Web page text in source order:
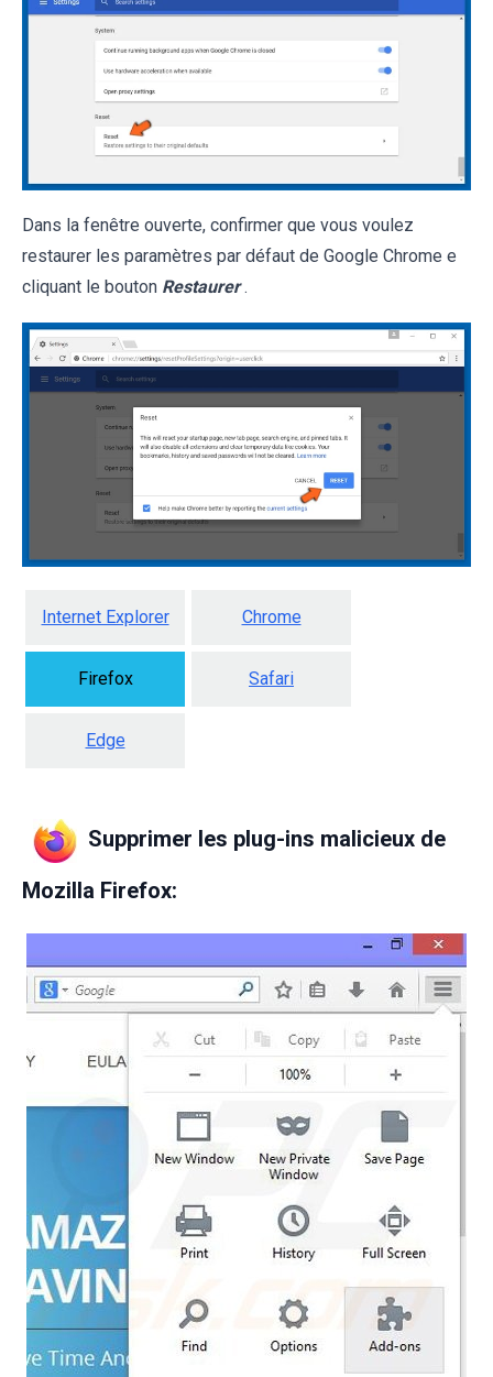
Dans la fenêtre ouverte, confirmer que vous voulez
restaurer les paramètres par défaut de Google Chrome e
cliquant le bouton Restaurer .
Internet Explorer Chrome
Firefox Safari
Edge
Supprimer les plug-ins malicieux de
Mozilla Firefox: